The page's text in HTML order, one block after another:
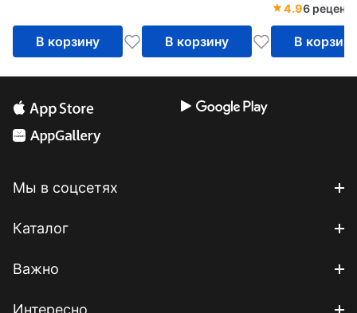
В корзину В корзину
4.96
В корзину
Мы в соцсетях
Каталог
Важно
Интересно